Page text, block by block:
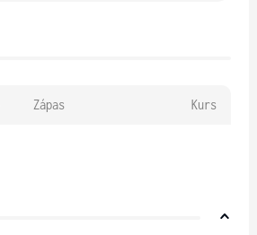
Zápas Kurs